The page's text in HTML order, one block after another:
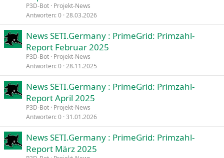
P3D-Bot Projekt-News
Antworten 0 28.03.2026
News SETI.Germany : PrimeGrid: Primzahl-
Report Februar 2025
P3D-Bot Projekt-News
Antworten 0 28.11.2025
News SETI.Germany : PrimeGrid: Primzahl-
Report April 2025
P3D-Bot Projekt-News
Antworten 0 31.01.2026
News SETI.Germany : PrimeGrid: Primzahl-
Report März 2025